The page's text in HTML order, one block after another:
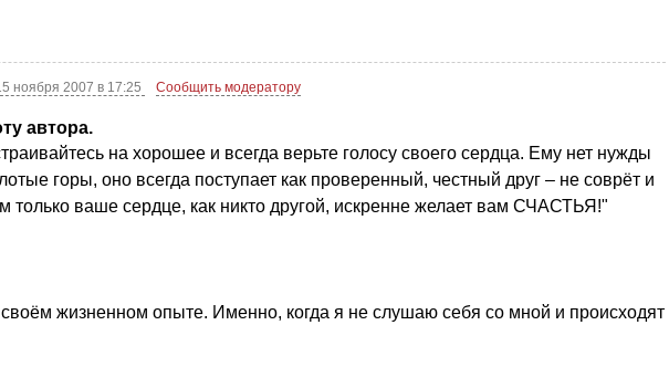
ноября 2007 в 17:25 Сообщить модератору
автора.
на хорошее и всегда верьте голосу своего сердца. Ему нет нужды
горы, оно всегда поступает как проверенный, честный друг – не соврёт и
только ваше сердце, как никто другой, искренне желает вам СЧАСТЬЯ!"
жизненном опыте. Именно, когда я не слушаю себя со мной и происходят